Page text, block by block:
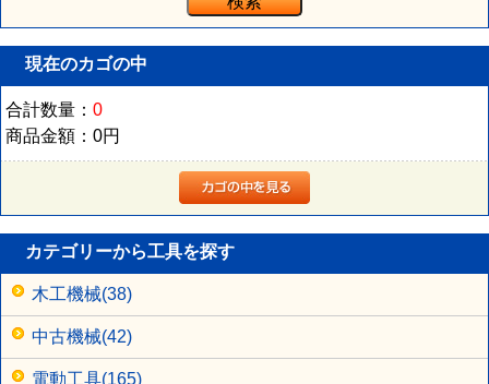
現在のカゴの中
合計数量：0
商品金額：0円
カテゴリーから工具を探す
木工機械(38)
中古機械(42)
電動工具(165)